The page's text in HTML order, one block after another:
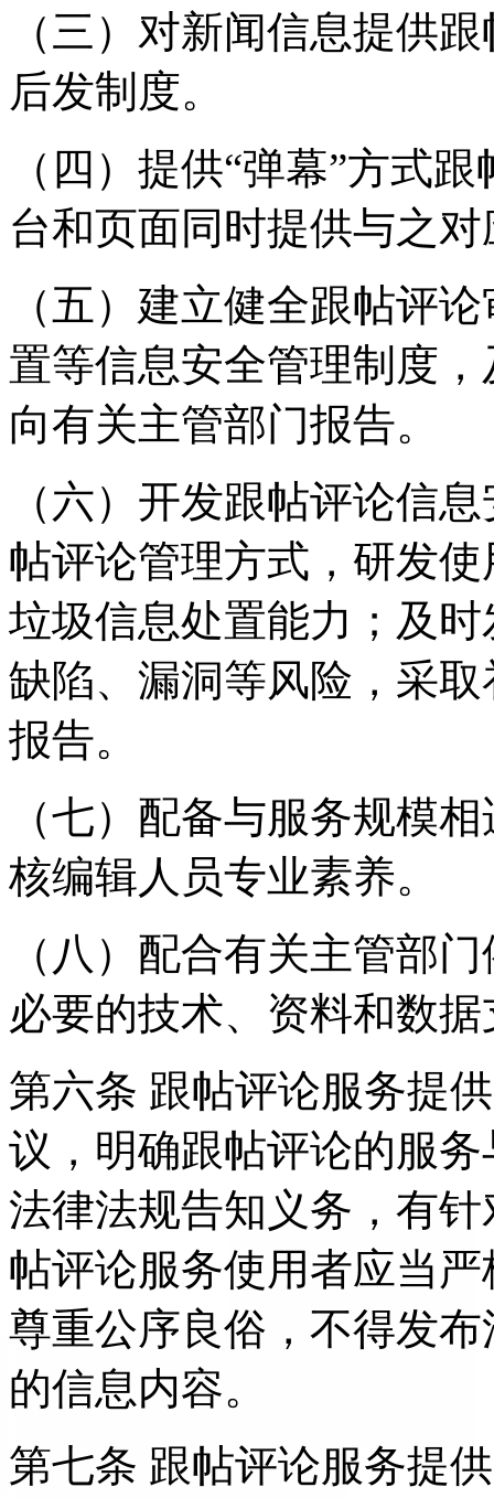
（三）对新闻信息提供
后发制度。
（四）提供“弹幕”方式
台和页面同时提供与之
（五）建立健全跟帖评
置等信息安全管理制度
向有关主管部门报告。
（六）开发跟帖评论信
帖评论管理方式，研发
垃圾信息处置能力；及
缺陷、漏洞等风险，采
报告。
（七）配备与服务规模
核编辑人员专业素养。
（八）配合有关主管部
必要的技术、资料和数
第六条 跟帖评论服务提
议，明确跟帖评论的服
法律法规告知义务，有
帖评论服务使用者应当
尊重公序良俗，不得发
的信息内容。
第七条 跟帖评论服务提